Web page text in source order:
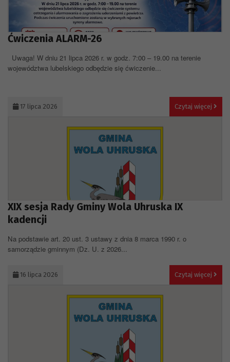
Ćwiczenia ALARM-26
Uwaga! W dniu 21 lipca 2026 r. w godz. 7:00 – 19.00 na terenie
województwa lubelskiego odbędzie się ćwiczenie...
17 lipca 2026 Czytaj więcej
XIX sesja Rady Gminy Wola Uhruska IX
kadencji
Na podstawie art. 20 ust. 3 ustawy z dnia 8 marca 1990 r. o
samorządzie gminnym (Dz. U. z 2026...
16 lipca 2026 Czytaj więcej